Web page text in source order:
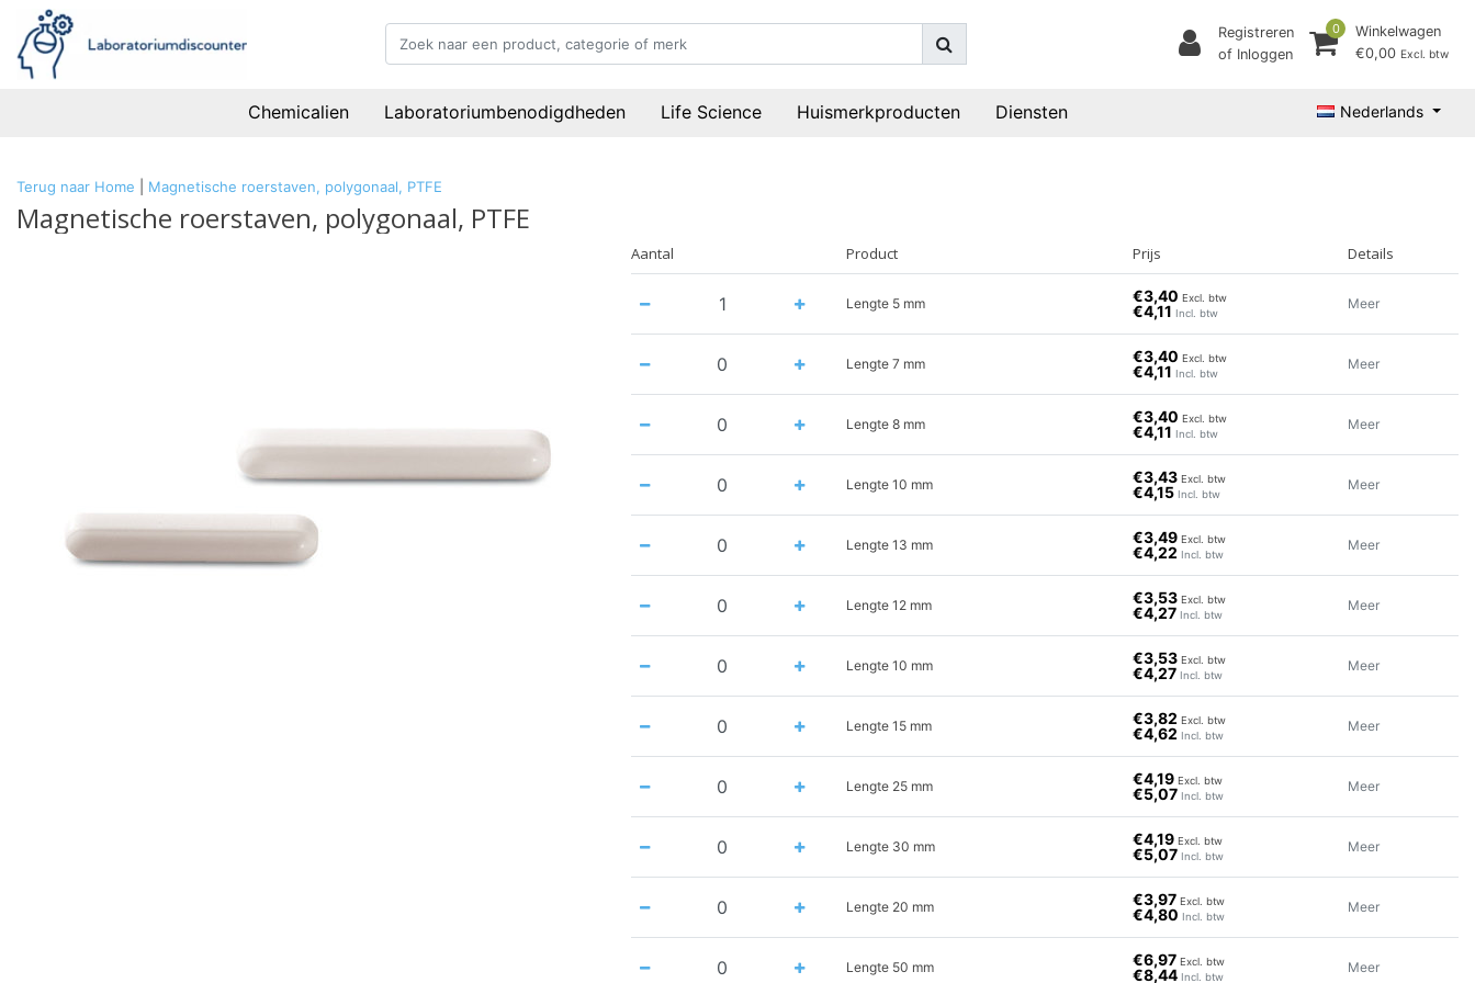
Registreren
of Inloggen
0
Winkelwagen
€0,00 Excl. btw
Chemicalien Laboratoriumbenodigdheden Life Science Huismerkproducten Diensten Nederlands
Terug naar Home Magnetische roerstaven, polygonaal, PTFE
Magnetische roerstaven, polygonaal, PTFE
Aantal Product Prijs Details
Lengte 5 mm €3,40Excl. btw
€4,11 Incl. btw
Meer
Lengte 7 mm €3,40Excl. btw
€4,11 Incl. btw
Meer
Lengte 8 mm €3,40Excl. btw
€4,11 Incl. btw
Meer
Lengte 10 mm €3,43Excl. btw
€4,15 Incl. btw
Meer
Lengte 13 mm €3,49Excl. btw
€4,22 Incl. btw
Meer
Lengte 12 mm €3,53Excl. btw
€4,27 Incl. btw
Meer
Lengte 10 mm €3,53Excl. btw
€4,27 Incl. btw
Meer
Lengte 15 mm €3,82Excl. btw
€4,62 Incl. btw
Meer
Lengte 25 mm €4,19Excl. btw
€5,07 Incl. btw
Meer
Lengte 30 mm €4,19Excl. btw
€5,07 Incl. btw
Meer
Lengte 20 mm €3,97Excl. btw
€4,80 Incl. btw
Meer
Lengte 50 mm €6,97Excl. btw
€8,44 Incl. btw
Meer